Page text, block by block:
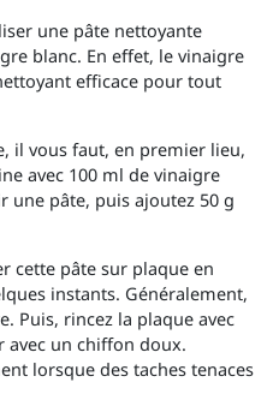
une pâte nettoyante
blanc. En effet, le vinaigre
efficace pour tout
il vous faut, en premier lieu,
avec 100 ml de vinaigre
une pâte, puis ajoutez 50 g
cette pâte sur plaque en
instants. Généralement,
Puis, rincez la plaque avec
avec un chiffon doux.
lorsque des taches tenaces